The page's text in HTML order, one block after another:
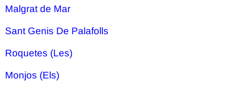
Malgrat de Mar
Sant Genis De Palafolls
Roquetes (Les)
Monjos (Els)